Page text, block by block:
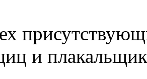
и